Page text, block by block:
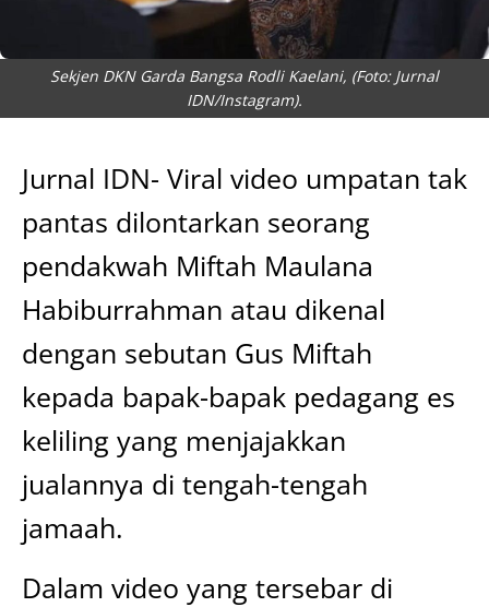
Sekjen DKN Garda Bangsa Rodli Kaelani, (Foto: Jurnal
IDN/Instagram).
Jurnal IDN- Viral video umpatan tak
pantas dilontarkan seorang
pendakwah Miftah Maulana
Habiburrahman atau dikenal
dengan sebutan Gus Miftah
kepada bapak-bapak pedagang es
keliling yang menjajakkan
jualannya di tengah-tengah
jamaah.
Dalam video yang tersebar di